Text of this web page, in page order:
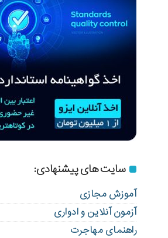
سایت های پیشنهادی:
آموزش مجازی
آزمون آنلاین و ادواری
راهنمای مهاجرت